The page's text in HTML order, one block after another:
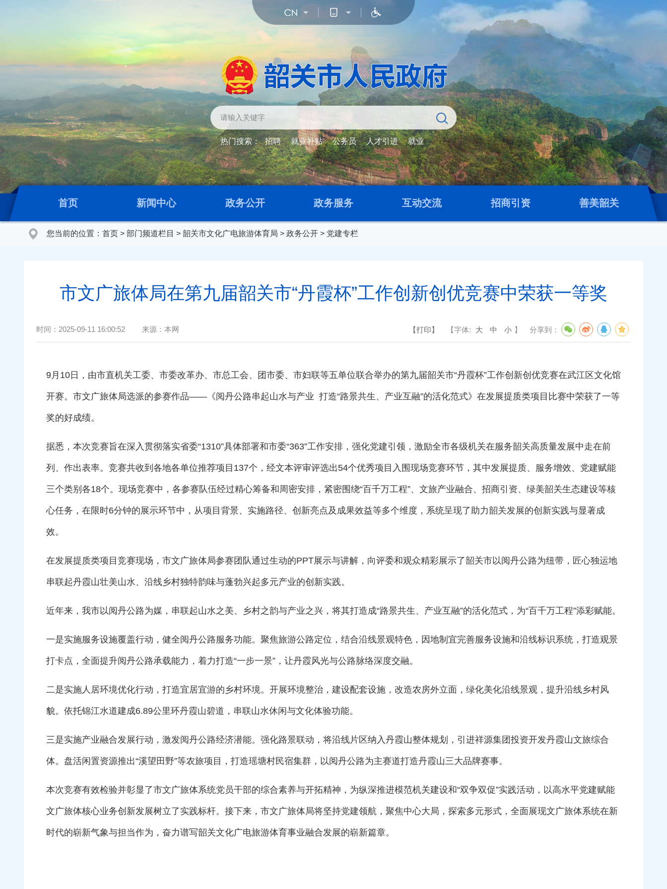
热门搜索： 招聘 就业补贴 公务员 人才引进 就业
首页 新闻中心 政务公开 政务服务 互动交流 招商引资 善美韶关
您当前的位置： 首页 > 部门频道栏目 > 韶关市文化广电旅游体育局 > 政务公开 > 党建专栏
市文广旅体局在第九届韶关市“丹霞杯”工作创新创优竞赛中荣获一等奖
时间： 2025-09-11 16:00:52 来源： 本网 【打印】 【字体: 大 中 小 】 分享到：
9月10日，由市直机关工委、市委改革办、市总工会、团市委、市妇联等五单位联合举办的第九届韶关市“丹霞杯”工作创新创优竞赛在武江区文化馆
开赛。市文广旅体局选派的参赛作品——《阅丹公路串起山水与产业 打造“路景共生、产业互融”的活化范式》在发展提质类项目比赛中荣获了一等
奖的好成绩。
据悉，本次竞赛旨在深入贯彻落实省委“1310”具体部署和市委“363”工作安排，强化党建引领，激励全市各级机关在服务韶关高质量发展中走在前
列、作出表率。竞赛共收到各地各单位推荐项目137个，经文本评审评选出54个优秀项目入围现场竞赛环节，其中发展提质、服务增效、党建赋能
三个类别各18个。现场竞赛中，各参赛队伍经过精心筹备和周密安排，紧密围绕“百千万工程”、文旅产业融合、招商引资、绿美韶关生态建设等核
心任务，在限时6分钟的展示环节中，从项目背景、实施路径、创新亮点及成果效益等多个维度，系统呈现了助力韶关发展的创新实践与显著成
效。
在发展提质类项目竞赛现场，市文广旅体局参赛团队通过生动的PPT展示与讲解，向评委和观众精彩展示了韶关市以阅丹公路为纽带，匠心独运地
串联起丹霞山壮美山水、沿线乡村独特韵味与蓬勃兴起多元产业的创新实践。
近年来，我市以阅丹公路为媒，串联起山水之美、乡村之韵与产业之兴，将其打造成“路景共生、产业互融”的活化范式，为“百千万工程”添彩赋能。
一是实施服务设施覆盖行动，健全阅丹公路服务功能。聚焦旅游公路定位，结合沿线景观特色，因地制宜完善服务设施和沿线标识系统，打造观景
打卡点，全面提升阅丹公路承载能力，着力打造“一步一景”，让丹霞风光与公路脉络深度交融。
二是实施人居环境优化行动，打造宜居宜游的乡村环境。开展环境整治，建设配套设施，改造农房外立面，绿化美化沿线景观，提升沿线乡村风
貌。依托锦江水道建成6.89公里环丹霞山碧道，串联山水休闲与文化体验功能。
三是实施产业融合发展行动，激发阅丹公路经济潜能。强化路景联动，将沿线片区纳入丹霞山整体规划，引进祥源集团投资开发丹霞山文旅综合
体。盘活闲置资源推出“溪望田野”等农旅项目，打造瑶塘村民宿集群，以阅丹公路为主赛道打造丹霞山三大品牌赛事。
本次竞赛有效检验并彰显了市文广旅体系统党员干部的综合素养与开拓精神，为纵深推进模范机关建设和“双争双促”实践活动，以高水平党建赋能
文广旅体核心业务创新发展树立了实践标杆。接下来，市文广旅体局将坚持党建领航，聚焦中心大局，探索多元形式，全面展现文广旅体系统在新
时代的崭新气象与担当作为，奋力谱写韶关文化广电旅游体育事业融合发展的崭新篇章。